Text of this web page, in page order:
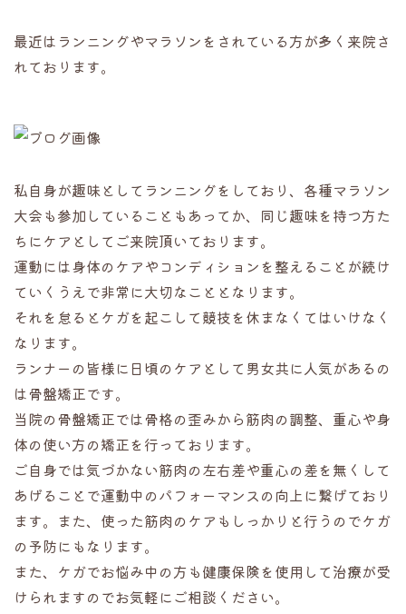
最近はランニングやマラソンをされている方が多く来院さ
れております。
私自身が趣味としてランニングをしており、各種マラソン
大会も参加していることもあってか、同じ趣味を持つ方た
ちにケアとしてご来院頂いております。
運動には身体のケアやコンディションを整えることが続け
ていくうえで非常に大切なこととなります。
それを怠るとケガを起こして競技を休まなくてはいけなく
なります。
ランナーの皆様に日頃のケアとして男女共に人気があるの
は骨盤矯正です。
当院の骨盤矯正では骨格の歪みから筋肉の調整、重心や身
体の使い方の矯正を行っております。
ご自身では気づかない筋肉の左右差や重心の差を無くして
あげることで運動中のパフォーマンスの向上に繋げており
ます。また、使った筋肉のケアもしっかりと行うのでケガ
の予防にもなります。
また、ケガでお悩み中の方も健康保険を使用して治療が受
けられますのでお気軽にご相談ください。